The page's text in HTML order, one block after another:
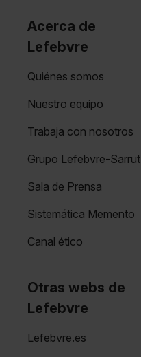
Acerca de
Lefebvre
Quiénes somos
Nuestro equipo
Trabaja con nosotros
Grupo Lefebvre-Sarrut
Sala de Prensa
Sistemática Memento
Canal ético
Otras webs de
Lefebvre
Lefebvre.es